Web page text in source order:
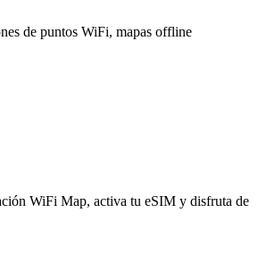
de puntos WiFi, mapas offline
WiFi Map, activa tu eSIM y disfruta de